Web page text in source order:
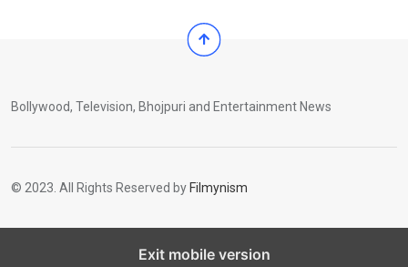
Bollywood, Television, Bhojpuri and Entertainment News
© 2023. All Rights Reserved by Filmynism
Exit mobile version